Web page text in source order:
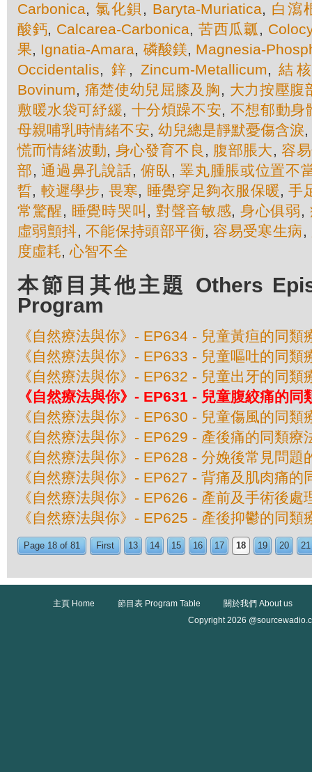
Carbonica, 氯化鋇 , Baryta-Muriatica, 白瀉
酸鈣, Calcarea-Carbonica, 苦西瓜瓤,
果, Ignatia-Amara, 磷酸鎂, Magnesia-
Occidentalis, 鋅 , Zincum-Metallicum, 結
Bovinum, 痛楚使幼兒屈膝及胸, 大力按壓腹
敷暖水袋可紓緩, 十分煩躁不安, 不想郁動身
母親哺乳時情緒不安, 幼兒總是靜默憂傷含淚
慌而情緒波動, 身心發育不良 , 腹部脹大,容
部,通過鼻孔說話,俯臥 ,睪丸腫脹或位置不
晢, 較遲學步, 畏寒, 睡覺穿足夠衣服保暖,手
常驚醒, 睡覺時哭叫 , 對聲音敏感,身心俱弱,
虛弱顫抖, 不能保持頭部平衡,容易受寒生病,
度虛耗,心智不全
本節目其他主題 Others
Program
《自然療法與你》- EP634 - 兒童黃疸的同類
《自然療法與你》- EP633 - 兒童嘔吐的同類
《自然療法與你》- EP632 - 兒童出牙的同類
《自然療法與你》- EP631 - 兒童腹絞痛的同
《自然療法與你》- EP630 - 兒童傷風的同類
《自然療法與你》- EP629 - 產後痛的同類療
《自然療法與你》- EP628 - 分娩後常見問題
《自然療法與你》- EP627 - 背痛及肌肉痛的
《自然療法與你》- EP626 - 產前及手術後處
《自然療法與你》- EP625 - 產後抑鬱的同類
Page 18 of 81 First 13 14 15 16 17 18 19 20 21
主頁 Home 節目表 Program Table
關於我們 About us
Copyright 2026